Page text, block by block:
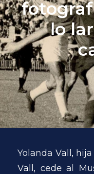
lo
Yolanda Vall,
Vall, cede al